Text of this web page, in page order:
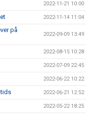
2022-11-21 10:00
2022-11-14 11:04
på
2022-09-09 13:49
2022-08-15 10:28
2022-07-09 22:45
2022-06-22 10:22
2022-06-21 12:52
2022-05-22 18:25